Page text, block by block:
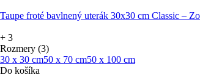
Taupe froté bavlnený uterák 30x30 cm Classic –
+ 3
Rozmery (3)
30 x 30 cm50 x 70 cm50 x 100 cm
Do košíka